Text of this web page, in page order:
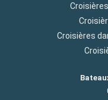
Croisières